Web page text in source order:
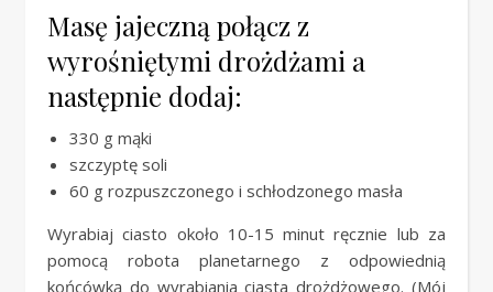
Masę jajeczną połącz z
wyrośniętymi drożdżami a
następnie dodaj:
330 g mąki
szczyptę soli
60 g rozpuszczonego i schłodzonego masła
Wyrabiaj ciasto około 10-15 minut ręcznie lub za
pomocą robota planetarnego z odpowiednią
końcówką do wyrabiania ciasta drożdżowego. (Mój